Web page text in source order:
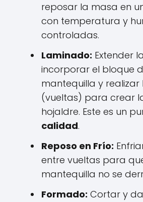
reposar la masa en
con temperatura y
controladas.
Laminado: Extender
incorporar el bloque
mantequilla y realizar
(vueltas) para crear
hojaldre. Este es un
calidad.
Reposo en Frío:
entre vueltas para
mantequilla no se
Formado: Cortar y